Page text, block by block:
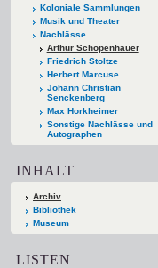
Koloniale Sammlungen
Musik und Theater
Nachlässe
Arthur Schopenhauer
Friedrich Stoltze
Herbert Marcuse
Johann Christian
Senckenberg
Max Horkheimer
Sonstige Nachlässe und
Autographen
INHALT
Archiv
Bibliothek
Museum
LISTEN